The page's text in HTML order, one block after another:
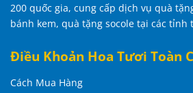
200 quốc gia, cung cấp dịch vụ quà
bánh kem, quà tặng socole tại các tỉnh
Điều Khoản Hoa Tươi Toàn
Cách Mua Hàng